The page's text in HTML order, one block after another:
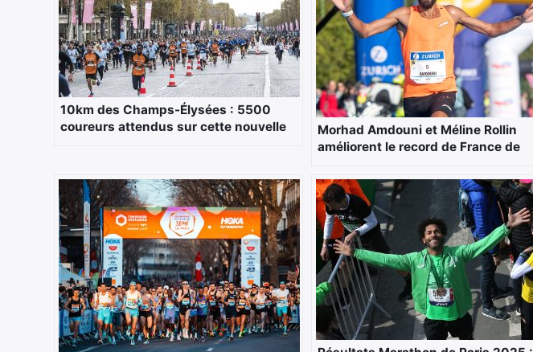
10km des Champs-Élysées : 5500
coureurs attendus sur cette nouvelle
Morhad Amdouni et Méline Rollin
améliorent le record de France de